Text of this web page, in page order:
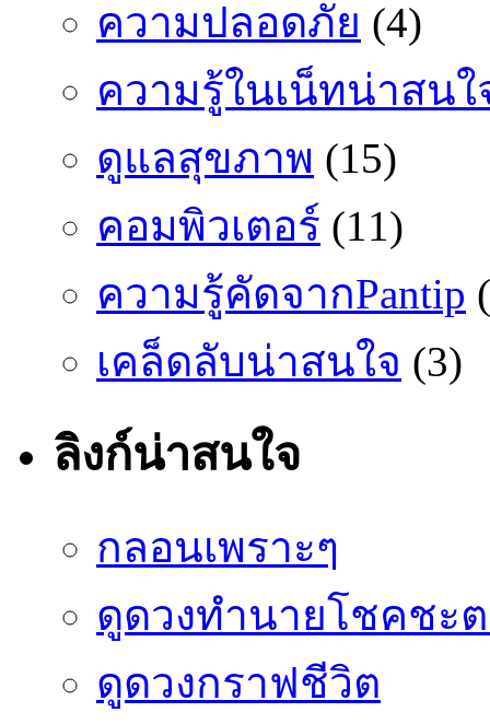
ความปลอดภัย (4)
ความรู้ในเน็ทน่าสนใ
ดูแลสุขภาพ (15)
คอมพิวเตอร์ (11)
ความรู้คัดจากPantip
เคล็ดลับน่าสนใจ (3)
ลิงก์น่าสนใจ
กลอนเพราะๆ
ดูดวงทำนายโชคชะ
ดูดวงกราฟชีวิต